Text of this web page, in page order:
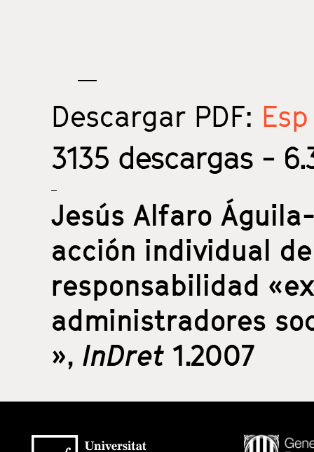
Descargar PDF:
3135 descargas -
Jesús Alfaro
acción individual
responsabilidad
administradores
», InDret 1.2007